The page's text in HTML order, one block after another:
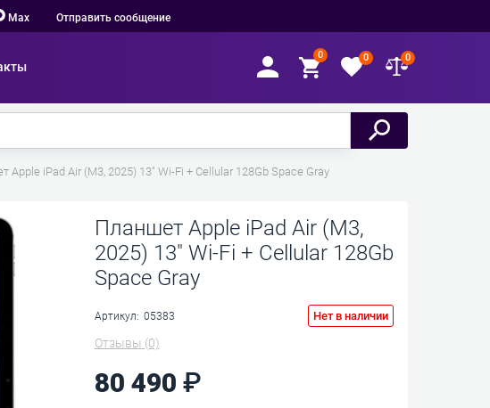
Max Отправить сообщение
0 0 0
Apple iPad Air (M3, 2025) 13" Wi-Fi + Cellular 128Gb Space Gray
Планшет Apple iPad Air (M3,
2025) 13" Wi-Fi + Cellular 128Gb
Space Gray
Артикул: 05383 Нет в наличии
Отзывы (0)
80 490